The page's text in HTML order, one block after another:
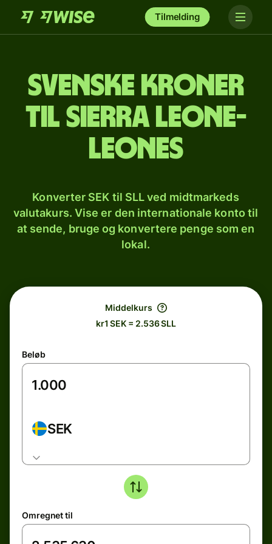
Tilmelding
Svenske kroner
til sierra leone-
leones
Konverter SEK til SLL ved midtmarkeds
valutakurs. Vise er den internationale konto til
at sende, bruge og konvertere penge som en
lokal.
Middelkurs
kr1 SEK = 2.536 SLL
Beløb
SEK
Omregnet til